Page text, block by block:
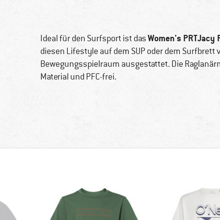
Ideal für den Surfsport ist dasWomen's PRTJacy
diesen Lifestyle auf dem SUP oder dem
Bewegungsspielraum ausgestattet. Die
Material und PFC-frei.